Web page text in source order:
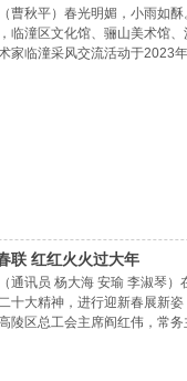
曹秋平）春光明媚，小雨如
临潼区文化馆、骊山美术馆
家临潼采风交流活动于2023
联 红红火火过大年
通讯员 杨大海 安瑜 李淑琴
十大精神，进行迎新春展新
陵区总工会主席阎红伟，常